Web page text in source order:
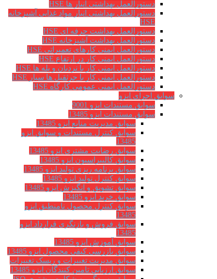
دستورالعمل بهداشتی انبار ها HSE
دستورالعمل بهداشتی انبار مواد غذایی آشپزخانه
HSE
دستورالعمل بهداشت حرفه ای HSE
دستورالعمل بهداشت آشپزخانه HSE
دستورالعمل ایمنی کارهای تعمیراتی HSE
دستورالعمل ایمنی کار در ارتفاع HSE
دستورالعمل ایمنی کار با نردبان و پله ها HSE
دستورالعمل ایمنی کار با جرثقیل ها سیار HSE
دستورالعمل ایمنی عمومی کارگاه HSE
سوابق اجرای ایزو
سوابق مستندات ایزو 9001
سوابق مستندات ایزو 13485
سوابق مدیریت منابع ایزو 13485
سوابق کنترل مستندات و سوابق ایزو
13485
سوابق رضایت مشتری ایزو 13485
سوابق كاليبراسيون ایزو 13485
سوابق برنامه ریزی تولید ایزو 13485
سوابق کنترل تولید ایزو 13485
سوابق تشویق و انگیزش ایزو 13485
سوابق خرید ایزو 13485
سوابق کنترل محصول نامنطبق ایزو
13485
سوابق فروش و بازنگری قرارداد ایزو
13485
سوابق آموزش ایزو 13485
سوابق بازرسی کیفی محصول ایزو 13485
سوابق مدیریت تغییرات و ریسک تغییرات
سوابق ارزيابي تامين كنندگان ایزو 13485